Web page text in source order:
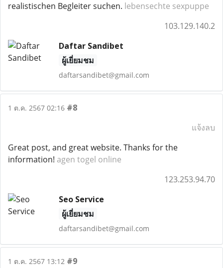
realistischen Begleiter suchen. lebensechte sexpuppe
103.129.140.2
Daftar Sandibet
ผู้เยี่ยมชม
daftarsandibet@gmail.com
1 ต.ค. 2567 02:16 #8
แจ้งลบ
Great post, and great website. Thanks for the
information! agen togel online
123.253.94.70
Seo Service
ผู้เยี่ยมชม
daftarsandibet@gmail.com
1 ต.ค. 2567 13:12 #9